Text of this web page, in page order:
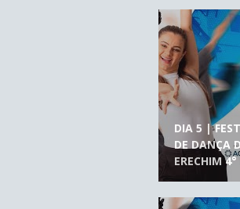
DIA 5 |
DE DANÇA
ERECHIM